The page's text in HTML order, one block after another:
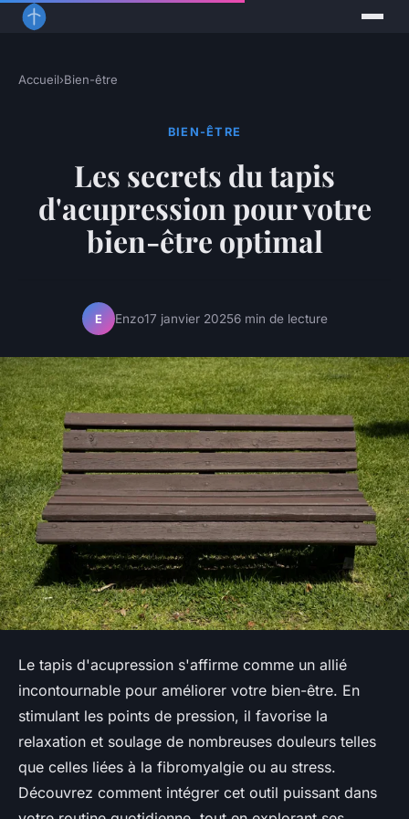
Accueil›Bien-être
BIEN-ÊTRE
Les secrets du tapis
d'acupression pour votre
bien-être optimal
E Enzo17 janvier 20256 min de lecture
Le tapis d'acupression s'affirme comme un allié
incontournable pour améliorer votre bien-être. En
stimulant les points de pression, il favorise la
relaxation et soulage de nombreuses douleurs telles
que celles liées à la fibromyalgie ou au stress.
Découvrez comment intégrer cet outil puissant dans